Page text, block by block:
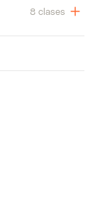
8 clases